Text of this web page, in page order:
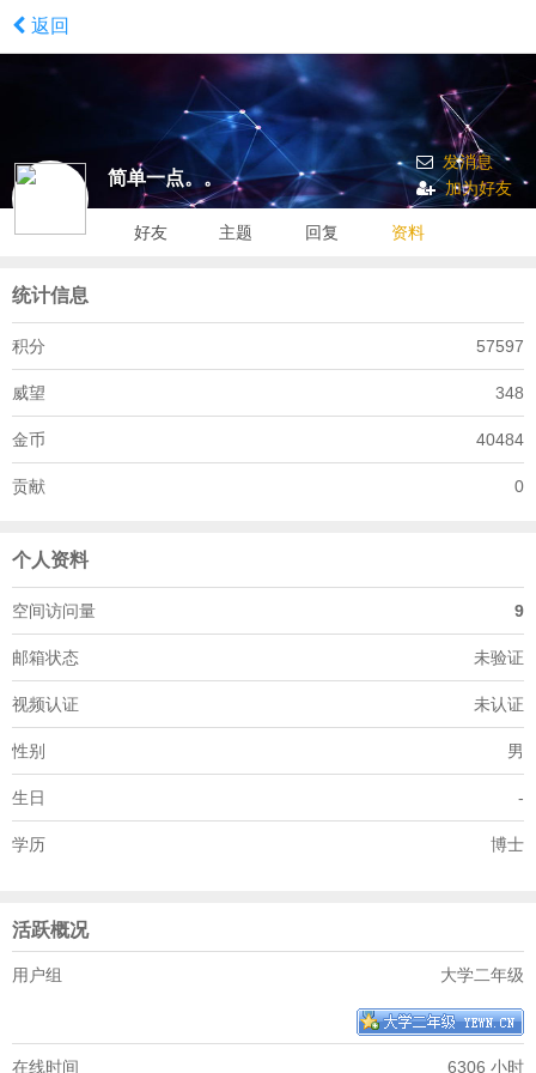
返回
简单一点。。
发消息
加为好友
好友 主题 回复 资料
统计信息
积分 57597
威望 348
金币 40484
贡献 0
个人资料
空间访问量 9
邮箱状态 未验证
视频认证 未认证
性别 男
生日 -
学历 博士
活跃概况
用户组 大学二年级
在线时间 6306 小时